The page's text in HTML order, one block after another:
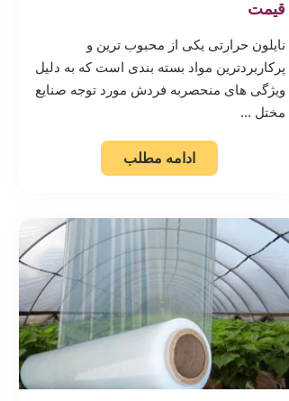
قیمت
نایلون حرارتی یکی از محبوب ترین و
پرکاربردترین مواد بسته بندی است که به دلیل
ویژگی های منحصربه فردش مورد توجه صنایع
مختل ...
ادامه مطلب